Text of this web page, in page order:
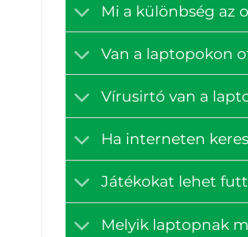
Mi a különbség az
Van a laptopokon
Vírusirtó van a
Ha interneten
Játékokat lehet
Melyik laptopnak